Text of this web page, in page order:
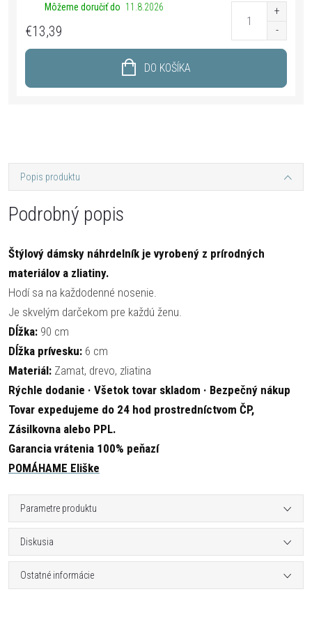
Môžeme doručiť do 11.8.2026
€13,39
DO KOŠÍKA
Popis produktu
Podrobný popis
Štýlový dámsky náhrdelník je vyrobený z prírodných
materiálov a zliatiny.
Hodí sa na každodenné nosenie.
Je skvelým darčekom pre každú ženu.
Dĺžka: 90 cm
Dĺžka prívesku: 6 cm
Materiál: Zamat, drevo, zliatina
Rýchle dodanie · Všetok tovar skladom · Bezpečný nákup
Tovar expedujeme do 24 hod prostredníctvom ČP,
Zásilkovna alebo PPL.
Garancia vrátenia 100% peňazí
POMÁHAME Eliške
Parametre produktu
Diskusia
Ostatné informácie